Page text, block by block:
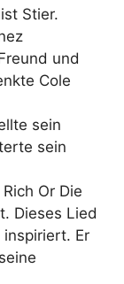
Stier.
und
Cole
sein
sein
Or Die
Dieses Lied
Er